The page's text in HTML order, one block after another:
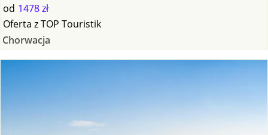
od 1478 zł
Oferta zTOP Touristik
Chorwacja